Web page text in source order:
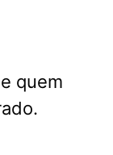
quem